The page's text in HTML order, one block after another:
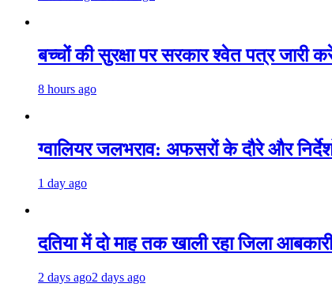
बच्चों की सुरक्षा पर सरकार श्वेत पत्र जारी
8 hours ago
ग्वालियर जलभराव: अफसरों के दौरे और
1 day ago
दतिया में दो माह तक खाली रहा जिला
2 days ago2 days ago